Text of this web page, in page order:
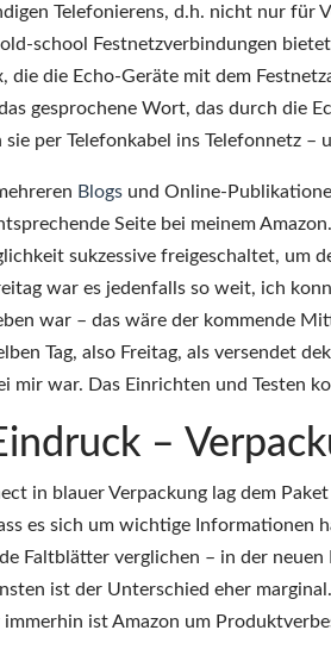
Telefonierens, d.h. nicht nur für
school Festnetzverbindungen
die die Echo-Geräte mit dem
gesprochene Wort, das durch die
sie per Telefonkabel ins Telefonnetz
Blogs und Online-
Seite bei meinem
sukzessive freigeschaltet, um
war es jedenfalls so weit, ich
war – das wäre der kommende
Tag, also Freitag, als versendet
mir war. Das Einrichten und Testen
–
in blauer Verpackung lag dem
es sich um wichtige
Faltblätter verglichen – in der
ist der Unterschied eher
ist Amazon um